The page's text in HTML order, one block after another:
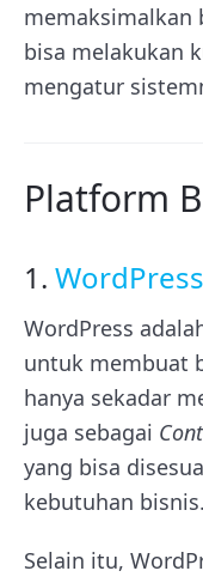
memaksimalkan
bisa melakukan
mengatur
Platform
1. WordPress
WordPress
untuk membuat
hanya sekadar
juga sebagai
yang bisa
kebutuhan bisnis.
Selain itu,